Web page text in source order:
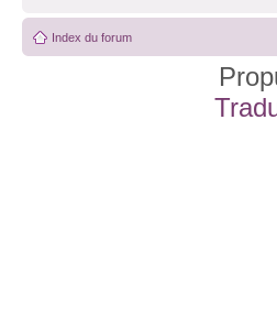
Index du forum